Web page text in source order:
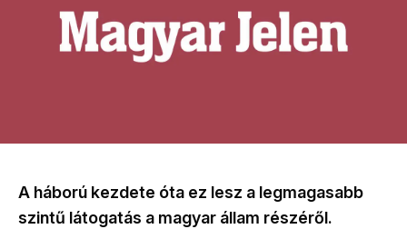
A háború kezdete óta ez lesz a legmagasabb
szintű látogatás a magyar állam részéről.